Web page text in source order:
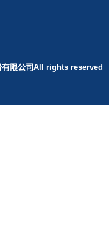
有限公司All rights reserved